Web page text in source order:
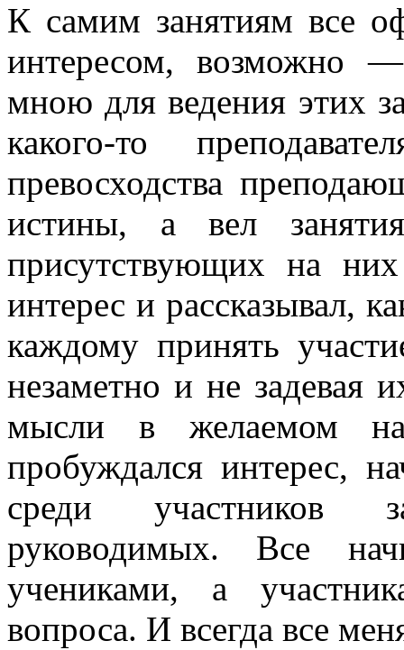
К самим занятиям все
интересом, возможно
мною для ведения этих
какого-то
превосходства
истины, а вел
присутствующих на
интерес и рассказывал,
каждому принять
незаметно и не задевая
мысли в желаемом
пробуждался интерес,
среди участников
руководимых. Все
учениками, а
вопроса. И всегда все